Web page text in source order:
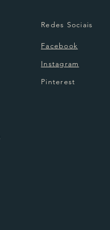
Redes Sociais
Facebook
Instagram
Pinterest